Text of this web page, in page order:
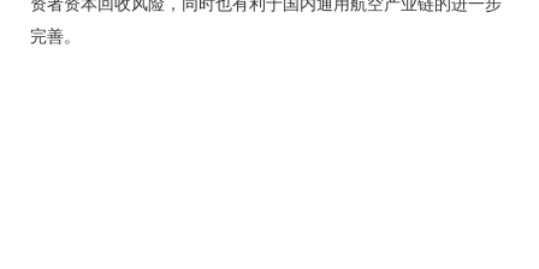
资者资本回收风险，同时也有利于国内通用航空产业链的进一步
完善。